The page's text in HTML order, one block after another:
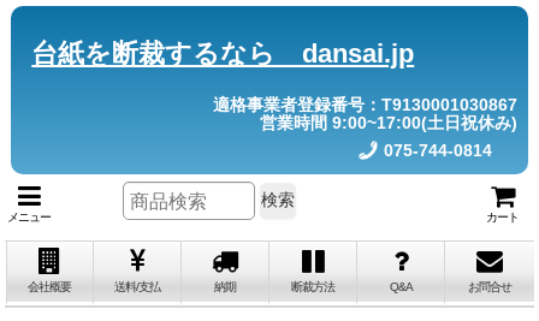
台紙を断裁するなら dansai.jp
適格事業者登録番号：T9130001030867
営業時間 9:00~17:00(土日祝休み)
075-744-0814
メニュー カート
検索
会社概要 送料/支払 納期 断裁方法 Q&A お問合せ